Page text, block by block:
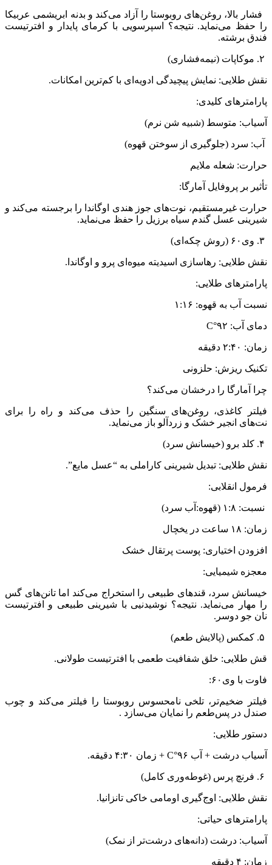
فشار بالا، روغن‌های روبوستا را آزاد می‌کند و بدنه ابریشمی عربیکا
را حفظ می‌نماید. نتیجه؟ اسپرسویی با کرمای پایدار و افترتیست
فندق برشته.
نقش طلایی: نمایش پیچیدگی ادویه‌ای با کم‌ترین امکانات.
پارامترهای کلیدی:
آسیاب: متوسط (شبیه شن نرم)
آب: سرد (جلوگیری از سوختن قهوه)
حرارت: شعله ملایم
تأثیر بر پروفایل آمارگا:
حرارت غیرمستقیم، نوت‌های جوز هندی اوگاندا را برجسته می‌کند و
شیرینی عسل گندم سیاه برزیل را حفظ می‌نماید.
نقش طلایی: رهاسازی اسیدیته میوه‌ای پرو و اوگاندا.
پارامترهای طلایی:
نسبت آب به قهوه: ۱:۱۶
دمای آب: ۹۲°C
زمان: ۲:۴۰ دقیقه
تکنیک ریزش: حلزونی
چرا آمارگا را درخشان می‌کند؟
فیلتر کاغذی، روغن‌های سنگین را حذف می‌کند و راه را برای
نت‌های انجیر خشک و زردآلو باز می‌نماید.
نقش طلایی: تبدیل شیرینی کاراملی به “عسل مایع”.
فرمول انقلابی:
نسبت: ۱:۸ (قهوه:آب سرد)
زمان: ۱۸ ساعت در یخچال
افزودن اختیاری: پوست پرتقال خشک
معجزه شیمیایی:
خیسانش سرد، قندهای طبیعی را استخراج می‌کند اما تانن‌های گس
را مهار می‌نماید. نتیجه؟ نوشیدنیی با شیرینی طبیعی و افترتیست
نان جو دوسر.
قش طلایی: خلق شفافیت طعمی با افترتیست طولانی.
فاوت با وی۶۰:
فیلتر ضخیم‌تر، تلخی نامحسوس روبوستا را فیلتر می‌کند و چوب
صندل در پس‌طعم را نمایان می‌سازد .
دستور طلایی:
آسیاب درشت + آب ۹۶°C + زمان ۴:۳۰ دقیقه.
نقش طلایی: اوج‌گیری اومامی خاکی تانزانیا.
پارامترهای حیاتی:
آسیاب: درشت (دانه‌های درشت‌تر از نمک)
زمان: ۴ دقیقه